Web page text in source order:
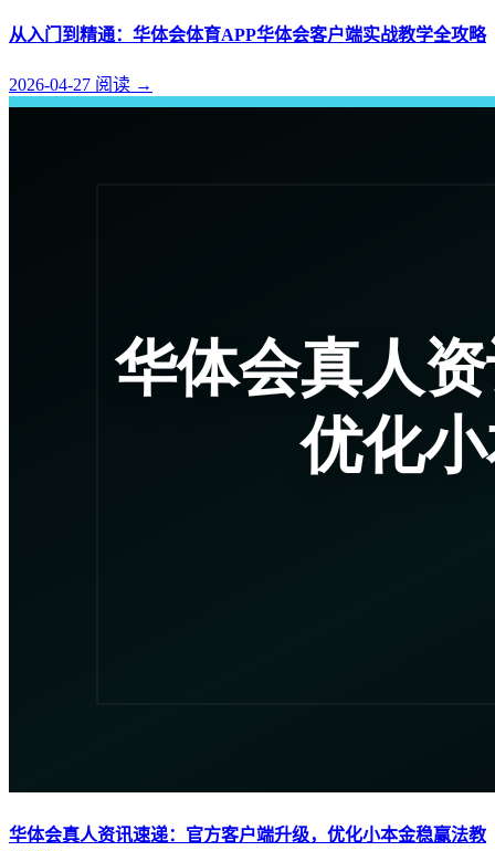
从入门到精通：华体会体育APP华体会客户端实战教学全攻略
2026-04-27 阅读 →
华体会真人资讯速递：官方客户端升级，优化小本金稳赢法教